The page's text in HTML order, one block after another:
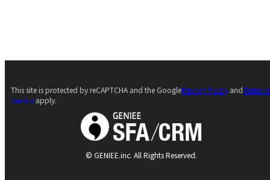
© GENIEE.inc. All Rights Reserved.
This site is protected by reCAPTCHA and the GooglePrivacy Policy andTerms
Service apply.